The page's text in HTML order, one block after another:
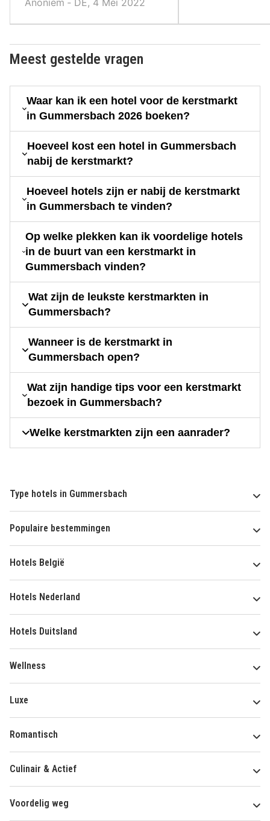
Anoniem ‐ DE, 4 Mei 2022
Meest gestelde vragen
Waar kan ik een hotel voor de kerstmarkt
in Gummersbach 2026 boeken?
Hoeveel kost een hotel in Gummersbach
nabij de kerstmarkt?
Hoeveel hotels zijn er nabij de kerstmarkt
in Gummersbach te vinden?
Op welke plekken kan ik voordelige hotels
in de buurt van een kerstmarkt in
Gummersbach vinden?
Wat zijn de leukste kerstmarkten in
Gummersbach?
Wanneer is de kerstmarkt in
Gummersbach open?
Wat zijn handige tips voor een kerstmarkt
bezoek in Gummersbach?
Welke kerstmarkten zijn een aanrader?
Type hotels in Gummersbach
Populaire bestemmingen
Hotels België
Hotels Nederland
Hotels Duitsland
Wellness
Luxe
Romantisch
Culinair & Actief
Voordelig weg